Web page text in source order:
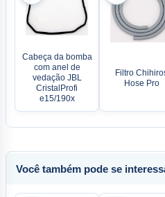
Cabeça da bomba
com anel de
vedação JBL
CristalProfi
e15/190x
Filtro
Hose Pro
Você também pode se